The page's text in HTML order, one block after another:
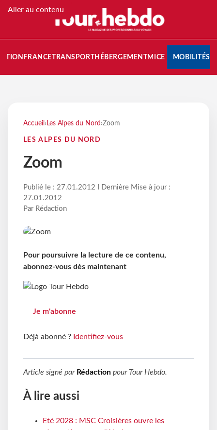
Aller au contenu
FRANCETRANSPORT HÉBERGEMENTMICE MOBILITÉS
Accueil › Les Alpes du Nord ›Zoom
LES ALPES DU NORD
Zoom
Publié le : 27.01.2012 I Dernière Mise à jour :
27.01.2012
Par Rédaction
Pour poursuivre la lecture de ce contenu,
abonnez-vous dès maintenant
Je m'abonne
Déjà abonné ? Identifiez-vous
Article signé par Rédaction pour Tour Hebdo.
À lire aussi
Eté 2028 : MSC Croisières ouvre les